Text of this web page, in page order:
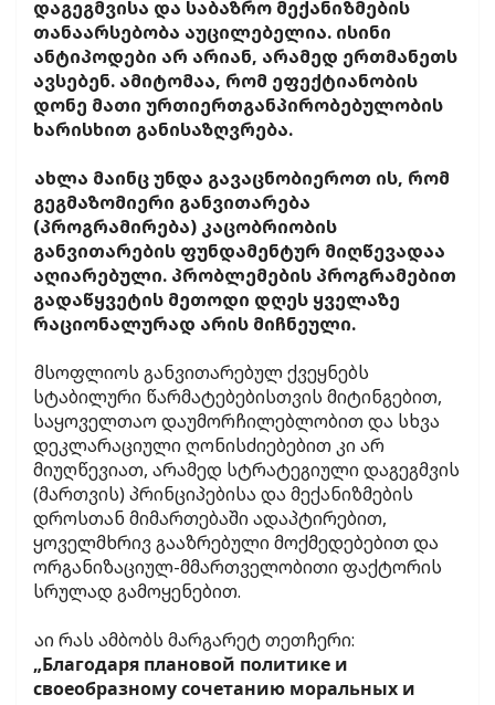
დაგეგმვისა და საბაზრო მექანიზმების
თანაარსებობა აუცილებელია. ისინი
ანტიპოდები არ არიან, არამედ ერთმანეთს
ავსებენ. ამიტომაა, რომ ეფექტიანობის
დონე მათი ურთიერთგანპირობებულობის
ხარისხით განისაზღვრება.
ახლა მაინც უნდა გავაცნობიეროთ ის, რომ
გეგმაზომიერი განვითარება
(პროგრამირება) კაცობრიობის
განვითარების ფუნდამენტურ მიღწევადაა
აღიარებული. პრობლემების პროგრამებით
გადაწყვეტის მეთოდი დღეს ყველაზე
რაციონალურად არის მიჩნეული.
მსოფლიოს განვითარებულ ქვეყნებს
სტაბილური წარმატებებისთვის მიტინგებით,
საყოველთაო დაუმორჩილებლობით და სხვა
დეკლარაციული ღონისძიებებით კი არ
მიუღწევიათ, არამედ სტრატეგიული დაგეგმვის
(მართვის) პრინციპებისა და მექანიზმების
დროსთან მიმართებაში ადაპტირებით,
ყოველმხრივ გააზრებული მოქმედებებით და
ორგანიზაციულ-მმართველობითი ფაქტორის
სრულად გამოყენებით.
აი რას ამბობს მარგარეტ თეთჩერი:
„Благодаря плановой политике и
своеобразному сочетанию моральных и